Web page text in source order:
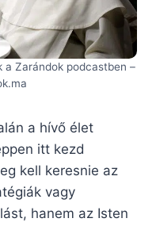
a Zarándok podcastben –
a hívő élet
itt kezd
kell keresnie az
vagy
hanem az Isten